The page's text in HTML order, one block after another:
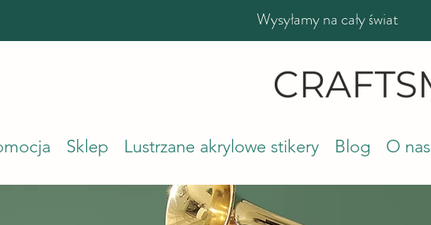
Wysyłamy na cały świat
Sklep Lustrzane akrylowe stikery Blog O nas